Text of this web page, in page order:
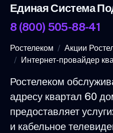
Единая Система
8 (800) 505-88-41
Ростелеком
Акции
Интернет-провайдер
Ростелеком
адресу квартал 60
предоставляет
и кабельное